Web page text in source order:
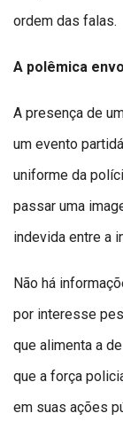
ordem das falas.
A polêmica
A presença de
um evento
uniforme da
passar uma
indevida entre a
Não há
por interesse
que alimenta a
que a força
em suas ações